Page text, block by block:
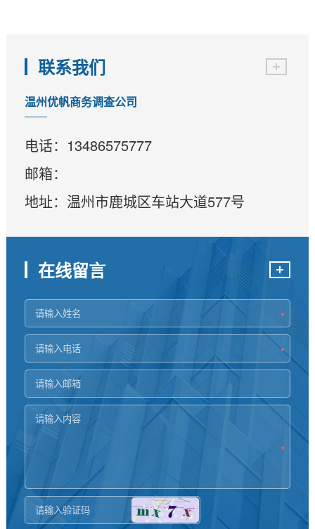
联系我们
温州优帆商务调查公司
电话：13486575777
邮箱：
地址：温州市鹿城区车站大道577号
在线留言
*
*
*
*